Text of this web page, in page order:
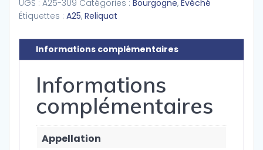
UGS : A25-309 Catégories : Bourgogne, Evêché
Étiquettes : A25, Reliquat
Informations complémentaires
Informations
complémentaires
Appellation